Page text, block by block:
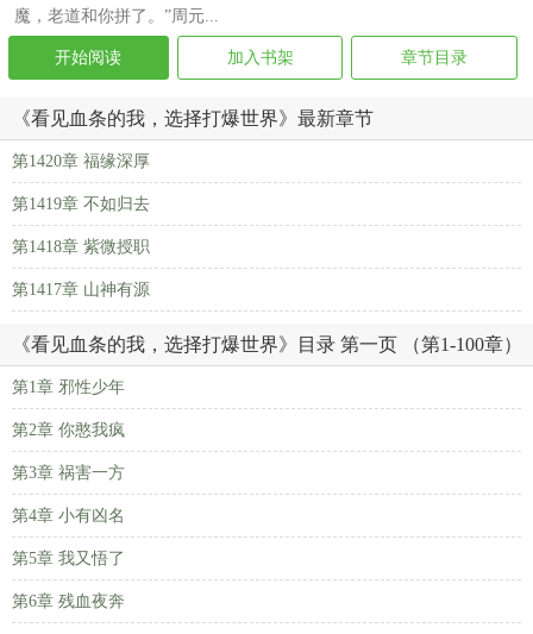
魔，老道和你拼了。”周元...
开始阅读 加入书架 章节目录
《看见血条的我，选择打爆世界》最新章节
第1420章 福缘深厚
第1419章 不如归去
第1418章 紫微授职
第1417章 山神有源
《看见血条的我，选择打爆世界》目录 第一页 （第1-100章）
第1章 邪性少年
第2章 你憨我疯
第3章 祸害一方
第4章 小有凶名
第5章 我又悟了
第6章 残血夜奔